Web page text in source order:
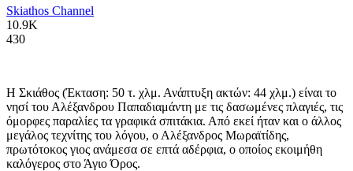
Skiathos Channel
10.9K
430
Η Σκιάθος (Έκταση: 50 τ. χλμ. Ανάπτυξη ακτών: 44 χλμ.) είναι το
νησί του Αλέξανδρου Παπαδιαμάντη με τις δασωμένες πλαγιές, τις
όμορφες παραλίες τα γραφικά σπιτάκια. Από εκεί ήταν και ο άλλος
μεγάλος τεχνίτης του λόγου, ο Αλέξανδρος Μωραϊτίδης,
πρωτότοκος γιος ανάμεσα σε επτά αδέρφια, ο οποίος εκοιμήθη
καλόγερος στο Άγιο Όρος.